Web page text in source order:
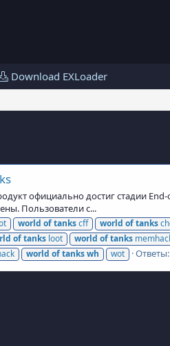
Download EXLoader
официально достиг стадии
Пользователи с...
world oftankscff world oftanks
oftanks loot world oftanks
world oftankswh wot